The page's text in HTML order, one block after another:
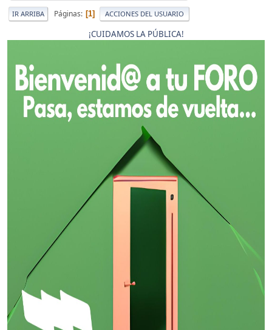
IR ARRIBA Páginas 1 ACCIONES DEL USUARIO
¡CUIDAMOS LA PÚBLICA!